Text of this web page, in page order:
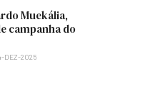
Muekália,
campanha do
DEZ-2025